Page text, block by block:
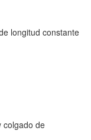
longitud constante
colgado de